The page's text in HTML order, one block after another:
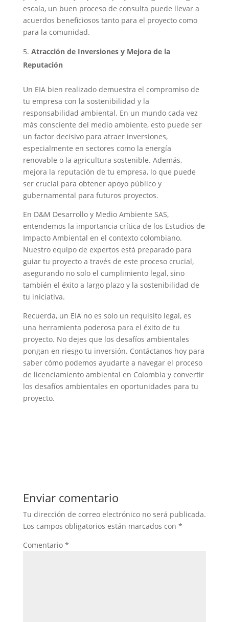
escala, un buen proceso de consulta puede llevar a
acuerdos beneficiosos tanto para el proyecto como
para la comunidad.
Atracción de Inversiones y Mejora de la
Reputación
Un EIA bien realizado demuestra el compromiso de
tu empresa con la sostenibilidad y la
responsabilidad ambiental. En un mundo cada vez
más consciente del medio ambiente, esto puede ser
un factor decisivo para atraer inversiones,
especialmente en sectores como la energía
renovable o la agricultura sostenible. Además,
mejora la reputación de tu empresa, lo que puede
ser crucial para obtener apoyo público y
gubernamental para futuros proyectos.
En D&M Desarrollo y Medio Ambiente SAS,
entendemos la importancia crítica de los Estudios de
Impacto Ambiental en el contexto colombiano.
Nuestro equipo de expertos está preparado para
guiar tu proyecto a través de este proceso crucial,
asegurando no solo el cumplimiento legal, sino
también el éxito a largo plazo y la sostenibilidad de
tu iniciativa.
Recuerda, un EIA no es solo un requisito legal, es
una herramienta poderosa para el éxito de tu
proyecto. No dejes que los desafíos ambientales
pongan en riesgo tu inversión. Contáctanos hoy para
saber cómo podemos ayudarte a navegar el proceso
de licenciamiento ambiental en Colombia y convertir
los desafíos ambientales en oportunidades para tu
proyecto.
Enviar comentario
Tu dirección de correo electrónico no será publicada.
Los campos obligatorios están marcados con *
Comentario *